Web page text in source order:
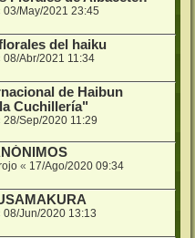
03/May/2021 23:45
del haiku
08/Abr/2021 11:34
de Haibun
Cuchillería"
28/Sep/2020 11:29
« 17/Ago/2020 09:34
08/Jun/2020 13:13